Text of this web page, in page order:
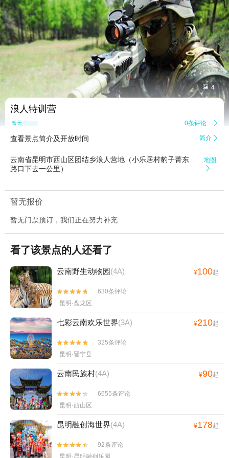
 4
浪人特训营
暂无点评 0条评论 
查看景点简介及开放时间 简介 
云南省昆明市西山区团结乡浪人营地（小乐居村豹子菁东
路口下去一公里）
地图

暂无报价
暂无门票预订，我们正在努力补充
看了该景点的人还看了
云南野生动物园(4A) ¥100起


630条评论
昆明·盘龙区
七彩云南欢乐世界(3A) ¥210起


325条评论
昆明·晋宁县
云南民族村(4A) ¥90起


6655条评论
昆明·西山区
昆明融创海世界(4A) ¥178起


92条评论
